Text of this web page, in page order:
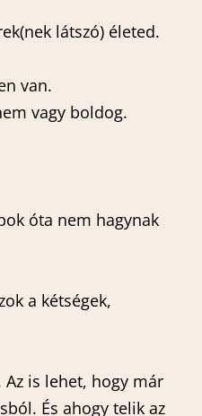
látszó) életed.
van.
vagy boldog.
óta nem hagynak
a kétségek,
is lehet, hogy már
És ahogy telik az